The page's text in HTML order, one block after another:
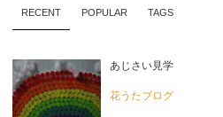
RECENT POPULAR TAGS
あじさい見学
花うたブログ